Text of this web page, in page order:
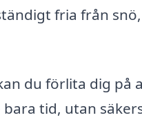
fria från snö,
du förlita dig på
tid, utan